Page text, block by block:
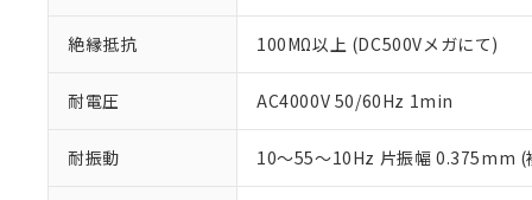
絶縁抵抗 100MΩ以上 (DC500Vメガにて)
耐電圧 AC4000V 50/60Hz 1min
耐振動 10～55～10Hz 片振幅 0.375mm
※本証明書は発行
また、RoHS指令
既に当社にて対応
り割愛しておりま